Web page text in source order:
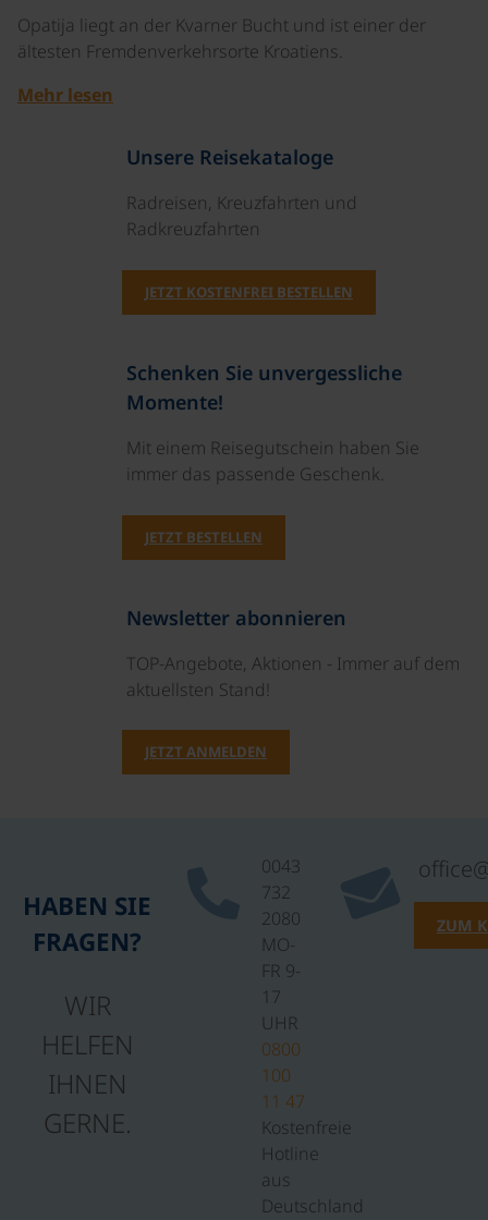
Opatija liegt an der Kvarner Bucht und ist einer der
ältesten Fremdenverkehrsorte Kroatiens.
Mehr lesen
Unsere Reisekataloge
Radreisen, Kreuzfahrten und
Radkreuzfahrten
JETZT KOSTENFREI BESTELLEN
Schenken Sie unvergessliche
Momente!
Mit einem Reisegutschein haben Sie
immer das passende Geschenk.
JETZT BESTELLEN
Newsletter abonnieren
TOP-Angebote, Aktionen - Immer auf dem
aktuellsten Stand!
JETZT ANMELDEN
HABEN SIE
FRAGEN?
WIR
HELFEN
IHNEN
GERNE.
0043
732
2080
MO-
FR 9-
17
UHR
0800
100
11 47
Kostenfreie
Hotline
aus
Deutschland
ZUM